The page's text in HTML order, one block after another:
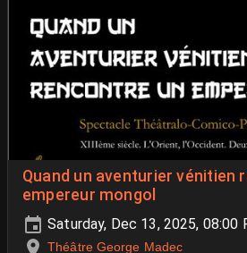
Quand un aventurier vénitien
empereur mongol
Saturday, Dec 13, 2025, 08:00
Théâtre George Madec